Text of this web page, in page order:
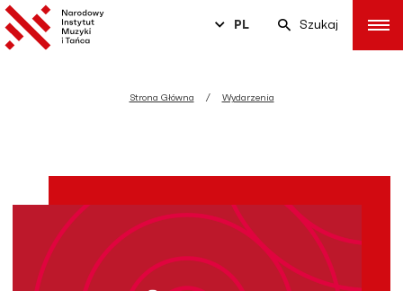
PL Szukaj
Strona Główna Wydarzenia